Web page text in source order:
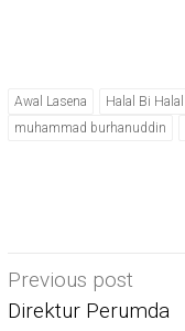
Awal Lasena Halal Bi Halal
muhammad burhanuddin
Post
navigation
Previous post
Direktur Perumda